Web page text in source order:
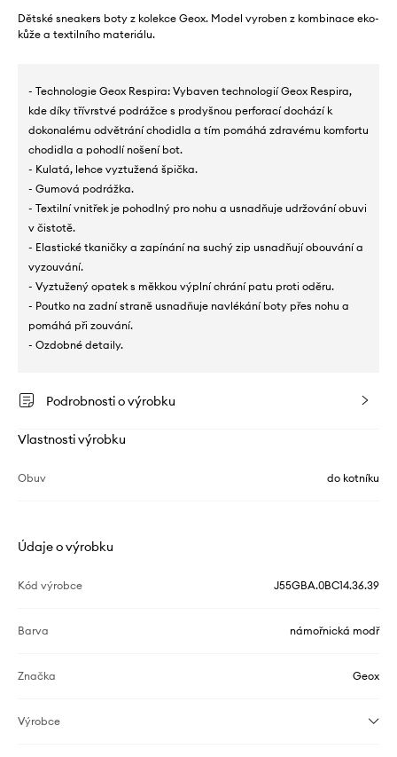
Dětské sneakers boty z kolekce Geox. Model vyroben z kombinace eko-
kůže a textilního materiálu.
- Technologie Geox Respira: Vybaven technologií Geox Respira,
kde díky třívrstvé podrážce s prodyšnou perforací dochází k
dokonalému odvětrání chodidla a tím pomáhá zdravému komfortu
chodidla a pohodlí nošení bot.
- Kulatá, lehce vyztužená špička.
- Gumová podrážka.
- Textilní vnitřek je pohodlný pro nohu a usnadňuje udržování obuvi
v čistotě.
- Elastické tkaničky a zapínání na suchý zip usnadňují obouvání a
vyzouvání.
- Vyztužený opatek s měkkou výplní chrání patu proti oděru.
- Poutko na zadní straně usnadňuje navlékání boty přes nohu a
pomáhá při zouvání.
- Ozdobné detaily.
Podrobnosti o výrobku
Vlastnosti výrobku
Obuv do kotníku
Údaje o výrobku
Kód výrobce J55GBA.0BC14.36.39
Barva námořnická modř
Značka Geox
Výrobce